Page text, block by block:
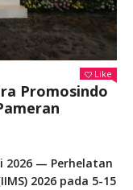
Like
Promosindo
2026 — Perhelatan
2026 pada 5-15